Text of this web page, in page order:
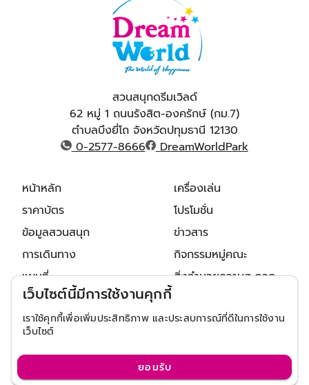
เว็บไซต์นี้มีการใช้งานคุกกี้
เราใช้คุกกี้เพื่อเพิ่มประสิทธิภาพ และประสบการณ์ที่ดีในการใช้งาน
เว็บไซต์
ยอมรับ
สวนสนุกดรีมเวิลด์
62 หมู่ 1 ถนนรังสิต-องครักษ์ (กม.7)
ตำบลบึงยี่โถ จังหวัดปทุมธานี 12130
0-2577-8666
DreamWorldPark
หน้าหลัก
ราคาบัตร
ข้อมูลสวนสนุก
การเดินทาง
แผนที่
ติดต่อเรา
เครื่องเล่น
โปรโมชั่น
ข่าวสาร
กิจกรรมหมู่คณะ
สิ่งอำนวยความสะดวก